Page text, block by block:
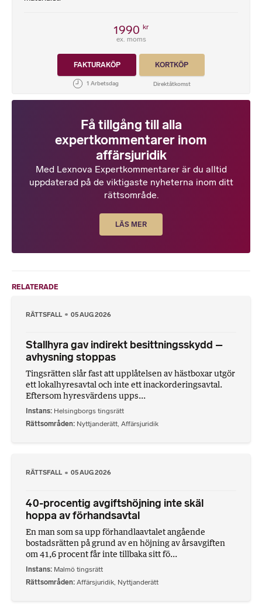
1990 kr
ex. moms
FAKTURAKÖP KORTKÖP
Få tillgång till alla
expertkommentarer inom
affärsjuridik
Med Lexnova Expertkommentarer är du alltid
uppdaterad på de viktigaste nyheterna inom ditt
rättsområde.
LÄS MER
RELATERADE
RÄTTSFALL 05 AUG 2026
Stallhyra gav indirekt besittningsskydd –
avhysning stoppas
Tingsrätten slår fast att upplåtelsen av hästboxar utgör
ett lokalhyresavtal och inte ett inackorderingsavtal.
Eftersom hyresvärdens upps...
Instans Helsingborgs tingsrätt
Rättsområden Nyttjanderätt, Affärsjuridik
RÄTTSFALL 05 AUG 2026
40-procentig avgiftshöjning inte skäl
hoppa av förhandsavtal
En man som sa upp förhandlaavtalet angående
bostadsrätten på grund av en höjning av årsavgiften
om 41,6 procent får inte tillbaka sitt fö...
Instans Malmö tingsrätt
Rättsområden Affärsjuridik, Nyttjanderätt